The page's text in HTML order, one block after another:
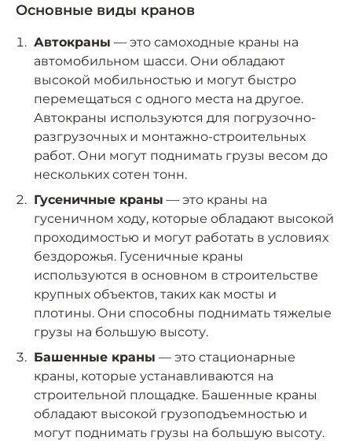
Основные виды кранов
Автокраны — это самоходные краны на
автомобильном шасси. Они обладают
высокой мобильностью и могут быстро
перемещаться с одного места на другое.
Автокраны используются для погрузочно-
разгрузочных и монтажно-строительных
работ. Они могут поднимать грузы весом до
нескольких сотен тонн.
Гусеничные краны — это краны на
гусеничном ходу, которые обладают высокой
проходимостью и могут работать в условиях
бездорожья. Гусеничные краны
используются в основном в строительстве
крупных объектов, таких как мосты и
плотины. Они способны поднимать тяжелые
грузы на большую высоту.
Башенные краны — это стационарные
краны, которые устанавливаются на
строительной площадке. Башенные краны
обладают высокой грузоподъемностью и
могут поднимать грузы на большую высоту.